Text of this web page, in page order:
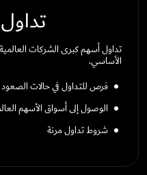
تداول أسهم كبرى الشركات
الأساسي.
فرص للتداول في حالات الصعود
الوصول إلى أسواق الأسهم
شروط تداول مرنة